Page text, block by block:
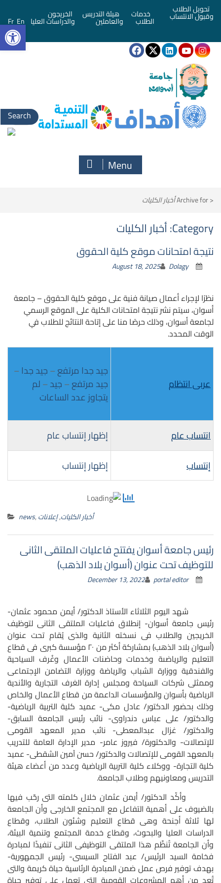
تحويل الطلاب
وقبول الانتساب خدمات
الطلاب
هيئة التدريس
والعاملين
الخريجون
والدراسات العليا En
Fr
Menu
<
Archive forأخبار الكليات
Category: أخبار الكليات
نتيجة امتحانات موقع كلية الحقوق
August 18, 2025 Dolagy
نظرًا لإجراء أعمال صيانة فنية على موقع كلية الحقوق – جامعة
أسوان، سيتم نشر نتيجة امتحانات الكلية على الموقع الرسمي
لجامعة أسوان، وذلك حرصًا منا على إتاحة النتائج للطلاب في
الوقت المحدد.
جيد جدا مرتفع–جيد جدا–
جيد مرتفع–جيد–لم
يتجاوز عدد الساعات
عربى انتظام
إظهار إنتساب عام
انتساب عام
إظهار إنتساب
إنتساب
news, أخبار الكليات,إعلانات
رئيس جامعة أسوان يفتتح فاعليات الملتقى الثانى
للتوظيف تحت عنوان (أسوان بلاد الذهب)
December 13, 2022 portal editor
شهد اليوم الثلاثاء الأستاذ الدكتور/ أيمن محمود عثمان-
رئيس جامعة أسوان- إنطلاق فاعليات الملتقى الثانى لتوظيف
الخريجين والطلاب فى نسخته الثانية والذى يُقام تحت عنوان
(أسوان بلاد الذهب) بمشاركة أكثر من ٢٠ مؤسسة كبرى فى قطاع
التعليم والرياضىة وخدمات وحاضنات الأعمال وغُرف السياحية
والفندقية ووزارة الشباب والرياضة ووزارة التضامن الإجتماعى
وممثلى شركات السياحة ومجلس إدارة الغرف التجارية والأندية
الرياضية بأسوان والمؤسسات الداعمة من قطاع الأعمال والخاص
وذلك بحضور الدكتور/ عادل مكى- عميد كلية التربية الرياضية-
والدكتور/ على عباس دندراوى- نائب رئيس الجامعة السابق-
والدكتور/ غزال عبدالمعطى- نائب مدير المعهد القومى
للإتصالات- والدكتورة/ فيروز عامر- مدير الإدارة العامة للتدريب
بالمعهد القومى للإتصالات والدكتور/ حسن آمين الشقطى- عميد
كلية التجارة- ووكلاء كلية التربية الرياضية وعدد من أعضاء هيئة
التدريس ومعاونيهم وطلاب الجامعة.
وأكّد الدكتور/ أيمن عثمان خلال كلمته التى رحّب فيها
بالضيوف على أهمية التفاعل مع المجتمع الخارجى وأن الجامعة
لها ثلاثة أجنحة وهى قطاع التعليم وشئون الطلاب، وقطاع
الدراسات العليا والبحوث، وقطاع خدمة المجتمع وتنمية البيئة،
وأن الجامعة تُنظّم هذا الملتقى التوظيفى الثانى تنفيذًا لمبادرة
فخامة السيد الرئيس/ عبد الفتاح السيسى- رئيس الجمهورية-
بهدف توفير فرص عمل ضمن المبادرة الرئاسية حياة كريمة والتى
تُعد من أهم المشروعات القومية التى تعمل على توفير حياة